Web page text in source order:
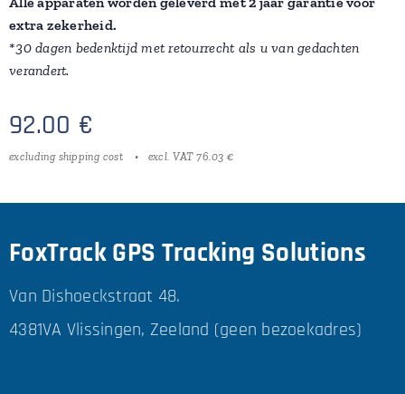
extra zekerheid.
*30 dagen bedenktijd met retourrecht als u van gedachten
verandert.
92.00 €
excluding shipping cost excl. VAT 76.03 €
FoxTrack GPS Tracking Solutions
Van Dishoeckstraat 48.
4381VA Vlissingen, Zeeland (geen bezoekadres)